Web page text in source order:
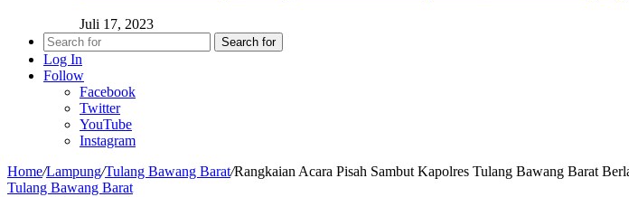
Juli 17, 2023
Search for
Log In
Follow
Facebook
Twitter
YouTube
Instagram
Home/Lampung/Tulang Bawang Barat/Rangkaian Acara Pisah Sambut Kapolres Tulang Bawang Barat
Tulang Bawang Barat